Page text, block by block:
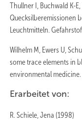
Thullner I, Buchwald K-
Quecksilberemissionen
Leuchtmitteln.
Wilhelm M, Ewers U,
some trace elements in
environmental
Erarbeitet von:
R. Schiele, Jena (1998)